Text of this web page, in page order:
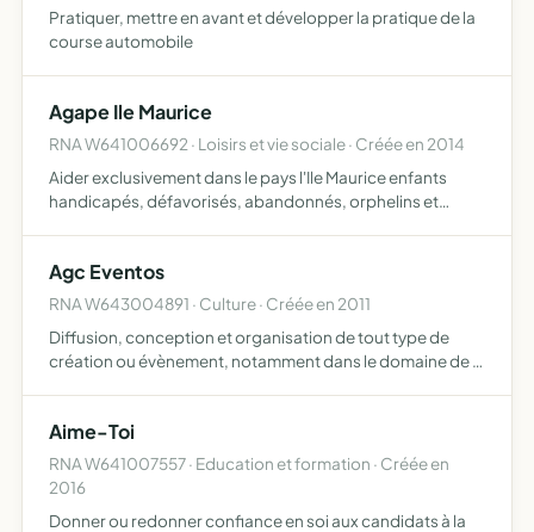
Pratiquer, mettre en avant et développer la pratique de la
course automobile
Agape Ile Maurice
RNA W641006692 · Loisirs et vie sociale · Créée en 2014
Aider exclusivement dans le pays l'Ile Maurice enfants
handicapés, défavorisés, abandonnés, orphelins et
Agc Eventos
RNA W643004891 · Culture · Créée en 2011
Diffusion, conception et organisation de tout type de
création ou évènement, notamment dans le domaine de la
gas…
Aime-Toi
RNA W641007557 · Education et formation · Créée en
2016
Donner ou redonner confiance en soi aux candidats à la